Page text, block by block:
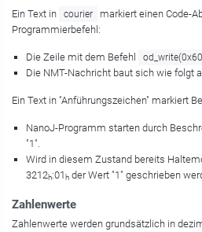
Ein Text in courier
markiert einen Code-
Programmierbefehl:
Die Zeile mit dem Befehl
Die NMT-Nachricht baut sich wie folgt
Ein Text in "Anführungszeichen" markiert
NanoJ-Programm starten durch
"1".
Wird in diesem Zustand bereits
3212h:01 h der Wert "1" geschrieben
Zahlenwerte
Zahlenwerte werden grundsätzlich in